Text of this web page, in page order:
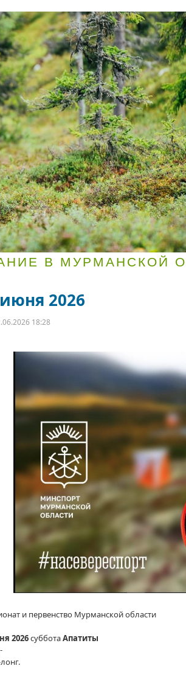
В МУРМАНСКОЙ
2026
18:28
и первенство Мурманской области
2026субботаАпатиты